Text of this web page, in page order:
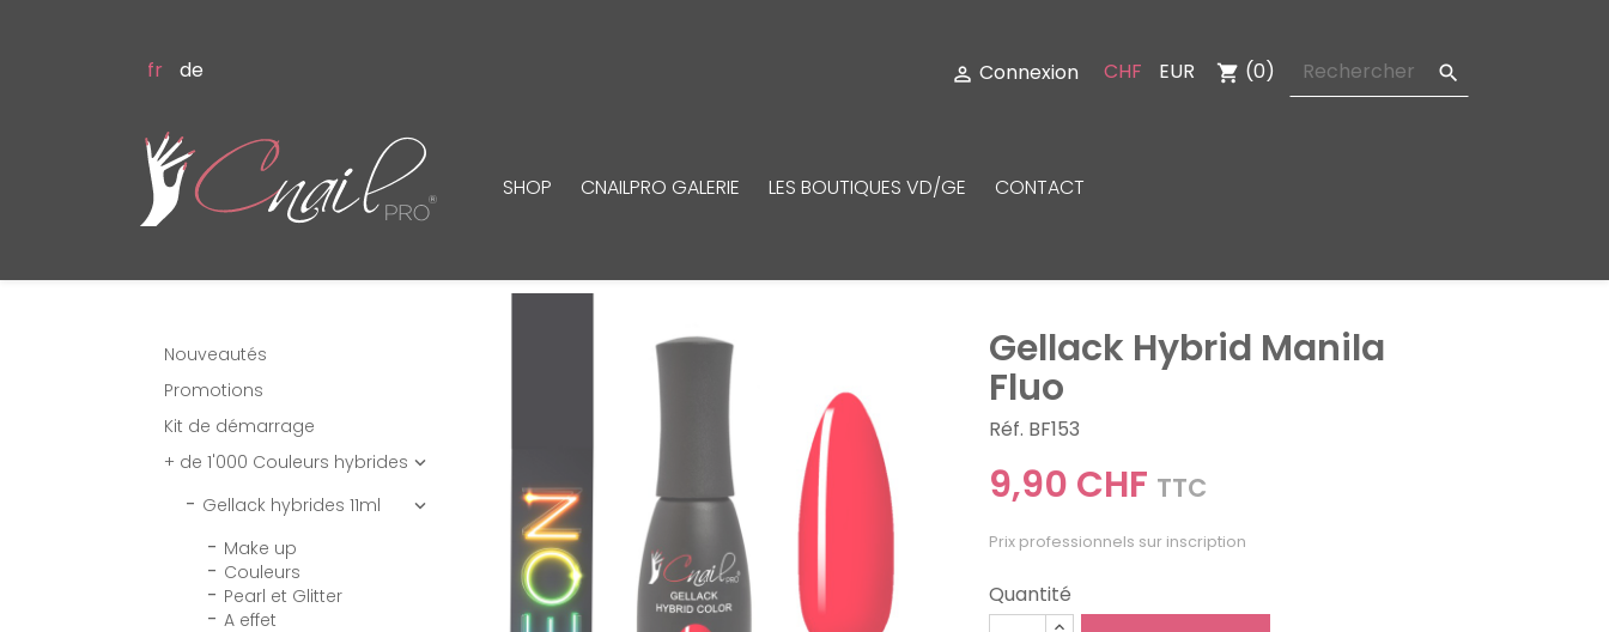
fr de  Connexion CHF EUR shopping_cart (0) 
SHOP CNAILPRO GALERIE LES BOUTIQUES VD/GE CONTACT
Nouveautés
Promotions
Kit de démarrage
+ de 1'000 Couleurs hybrides 
Gellack hybrides 11ml 
Make up
Couleurs
Pearl et Glitter
A effet
Gellack Hybrid Manila
Fluo
Réf. BF153
9,90 CHF TTC
Prix professionnels sur inscription
Quantité